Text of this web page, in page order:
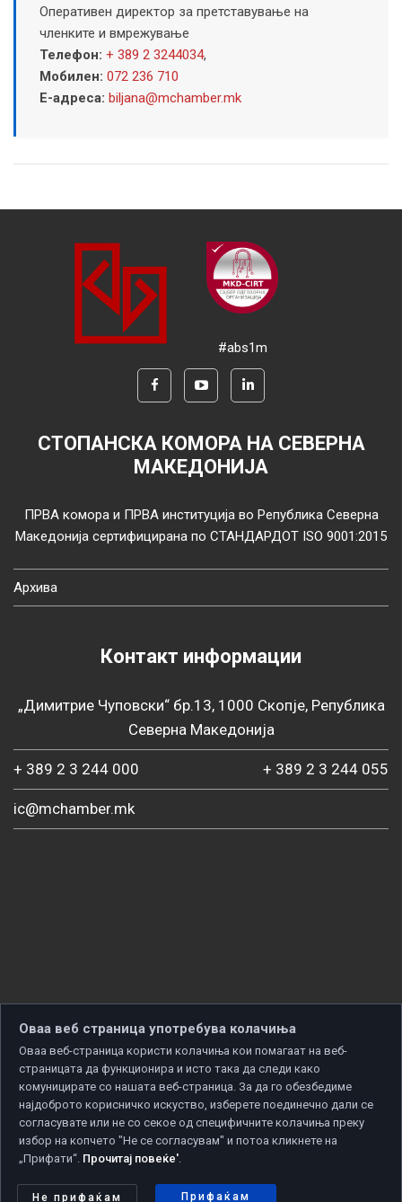
Оперативен директор за претставување на
членките и вмрежување
Телефон: + 389 2 3244034,
Мобилен: 072 236 710
Е-адреса: biljana@mchamber.mk
#abs1m
СТОПАНСКА КОМОРА НА СЕВЕРНА
МАКЕДОНИЈА
ПРВА комора и ПРВА институција во Република Северна
Македонија сертифицирана по СТАНДАРДОТ ISO 9001:2015
Архива
Контакт информации
„Димитрие Чуповски“ бр.13, 1000 Скопје, Република
Северна Македонија
+ 389 2 3 244 000 + 389 2 3 244 055
ic@mchamber.mk
Copyright © 2026 Developed by
Политика за приватност | Политика за колачиња
Оваа веб страница употребува колачиња
Оваа веб-страница користи колачиња кои помагаат на веб-
страницата да функционира и исто така да следи како
комуницирате со нашата веб-страница. За да го обезбедиме
најдоброто корисничко искуство, изберете поединечно дали се
согласувате или не со секое од специфичните колачиња преку
избор на копчето "Не се согласувам" и потоа кликнете на
„Прифати“. Прочитај повеќе'.
Не прифаќам Прифаќам